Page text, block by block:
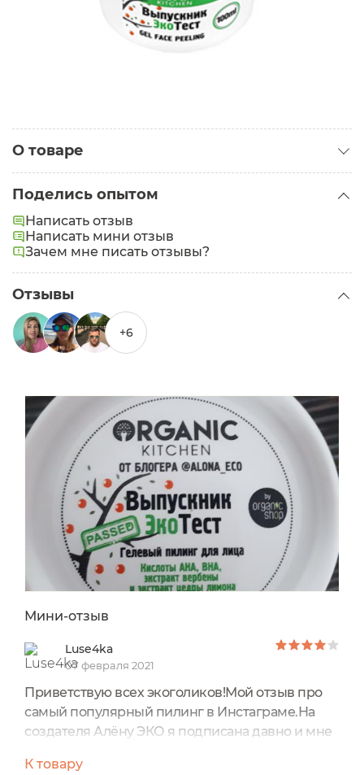
О товаре
Поделись опытом
Написать отзыв
Написать мини отзыв
Зачем мне писать отзывы?
Отзывы
+6
Мини-отзыв
Luse4ka
07 февраля 2021
Приветствую всех экоголиков!Мой отзыв про
самый популярный пилинг в Инстаграме.На
создателя Алёну ЭКО я подписана давно и мне
для простых читательниц.Поэтому я и решила
К товару